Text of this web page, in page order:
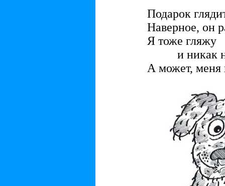
Подарок
Наверное, он
Я тоже гляжу
и никак
А может, меня